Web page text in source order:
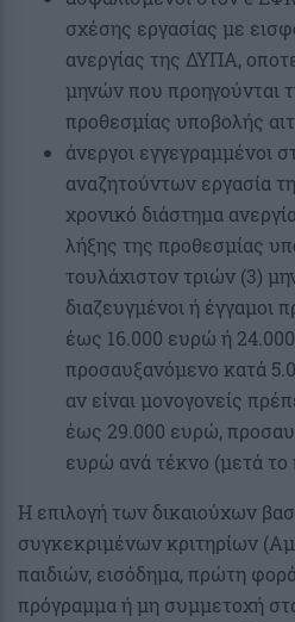
σχέσης εργασίας με
ανεργίας της ΔΥΠΑ,
μηνών που προηγούνται
προθεσμίας υποβολής
άνεργοι εγγεγραμμένοι
αναζητούντων εργασία
χρονικό διάστημα
λήξης της προθεσμίας
τουλάχιστον τριών (3)
διαζευγμένοι ή έγγαμοι
έως 16.000 ευρώ ή
προσαυξανόμενο κατά
αν είναι μονογονείς
έως 29.000 ευρώ,
ευρώ ανά τέκνο (μετά το
Η επιλογή των δικαιούχων
συγκεκριμένων κριτηρίων
παιδιών, εισόδημα, πρώτη
πρόγραμμα ή μη συμμετοχή